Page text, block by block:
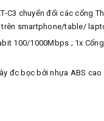
C3 chuyển đổi các cổng
smartphone/table/
100/1000Mbps ; 1x
đc bọc bởi nhựa ABS